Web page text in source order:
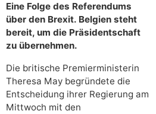
Eine Folge des Referendums
über den Brexit. Belgien steht
bereit, um die Präsidentschaft
zu übernehmen.
Die britische Premierministerin
Theresa May begründete die
Entscheidung ihrer Regierung am
Mittwoch mit den